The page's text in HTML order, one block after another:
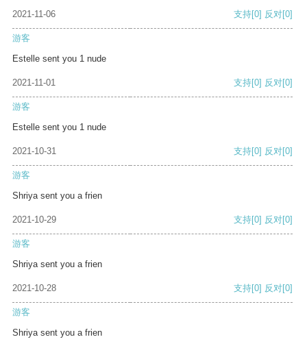
2021-11-06 支持[0] 反对[0]
游客
Estelle sent you 1 nude
2021-11-01 支持[0] 反对[0]
游客
Estelle sent you 1 nude
2021-10-31 支持[0] 反对[0]
游客
Shriya sent you a frien
2021-10-29 支持[0] 反对[0]
游客
Shriya sent you a frien
2021-10-28 支持[0] 反对[0]
游客
Shriya sent you a frien